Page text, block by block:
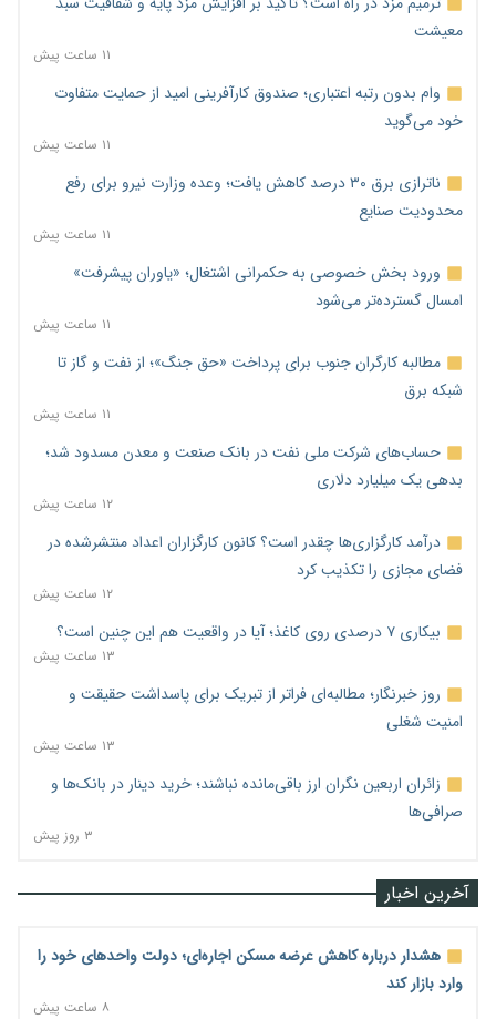
معیشت
۱۱ ساعت پیش
وام بدون رتبه اعتباری؛ صندوق کارآفرینی امید از حمایت متفاوت
خود می‌گوید
۱۱ ساعت پیش
ناترازی برق ۳۰ درصد کاهش یافت؛ وعده وزارت نیرو برای رفع
محدودیت صنایع
۱۱ ساعت پیش
ورود بخش خصوصی به حکمرانی اشتغال؛ «یاوران پیشرفت»
امسال گسترده‌تر می‌شود
۱۱ ساعت پیش
مطالبه کارگران جنوب برای پرداخت «حق جنگ»؛ از نفت و گاز تا
شبکه برق
۱۱ ساعت پیش
حساب‌های شرکت ملی نفت در بانک صنعت و معدن مسدود شد؛
بدهی یک میلیارد دلاری
۱۲ ساعت پیش
درآمد کارگزاری‌ها چقدر است؟ کانون کارگزاران اعداد منتشرشده در
فضای مجازی را تکذیب کرد
۱۲ ساعت پیش
بیکاری ۷ درصدی روی کاغذ؛ آیا در واقعیت هم این چنین است؟
۱۳ ساعت پیش
روز خبرنگار؛ مطالبه‌ای فراتر از تبریک برای پاسداشت حقیقت و
امنیت شغلی
۱۳ ساعت پیش
زائران اربعین نگران ارز باقی‌مانده نباشند؛ خرید دینار در بانک‌ها و
صرافی‌ها
۳ روز پیش
آخرین اخبار
هشدار درباره کاهش عرضه مسکن اجاره‌ای؛ دولت واحدهای خود را
وارد بازار کند
۸ ساعت پیش